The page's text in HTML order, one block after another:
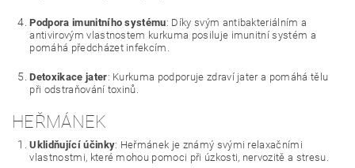
Podpora imunitního systému: Díky svým antibakteriálním a
antivirovým vlastnostem kurkuma posiluje imunitní systém a
pomáhá předcházet infekcím.
Detoxikace jater: Kurkuma podporuje zdraví jater a pomáhá tělu
při odstraňování toxinů.
HEŘMÁNEK
Uklidňující účinky: Heřmánek je známý svými relaxačními
vlastnostmi, které mohou pomoci při úzkosti, nervozitě a stresu.